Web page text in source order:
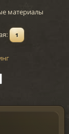
материалы
1